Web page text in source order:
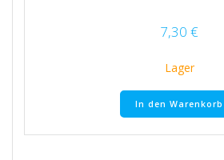
7,30 €
Lager
In den Warenkorb